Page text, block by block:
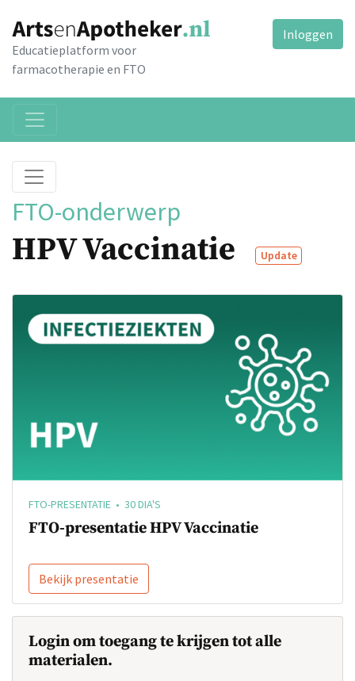
Educatieplatform voor
farmacotherapie en FTO
Inloggen
FTO-onderwerp
HPV Vaccinatie Update
FTO-PRESENTATIE • 30 DIA'S
FTO-presentatie HPV Vaccinatie
Bekijk presentatie
Login om toegang te krijgen tot alle
materialen.